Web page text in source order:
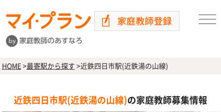
HOME>最寄駅から探す >近鉄四日市駅(近鉄湯の山線)
近鉄四日市駅(近鉄湯の山線)の家庭教師募集情報